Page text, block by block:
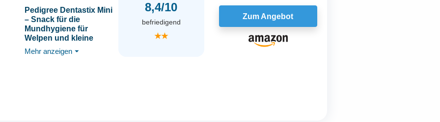
Pedigree Dentastix Mini
– Snack für die
Mundhygiene für
Welpen und kleine
Hunde
Mehr anzeigen ⏷
8,4/10
befriedigend
★★
Zum Angebot